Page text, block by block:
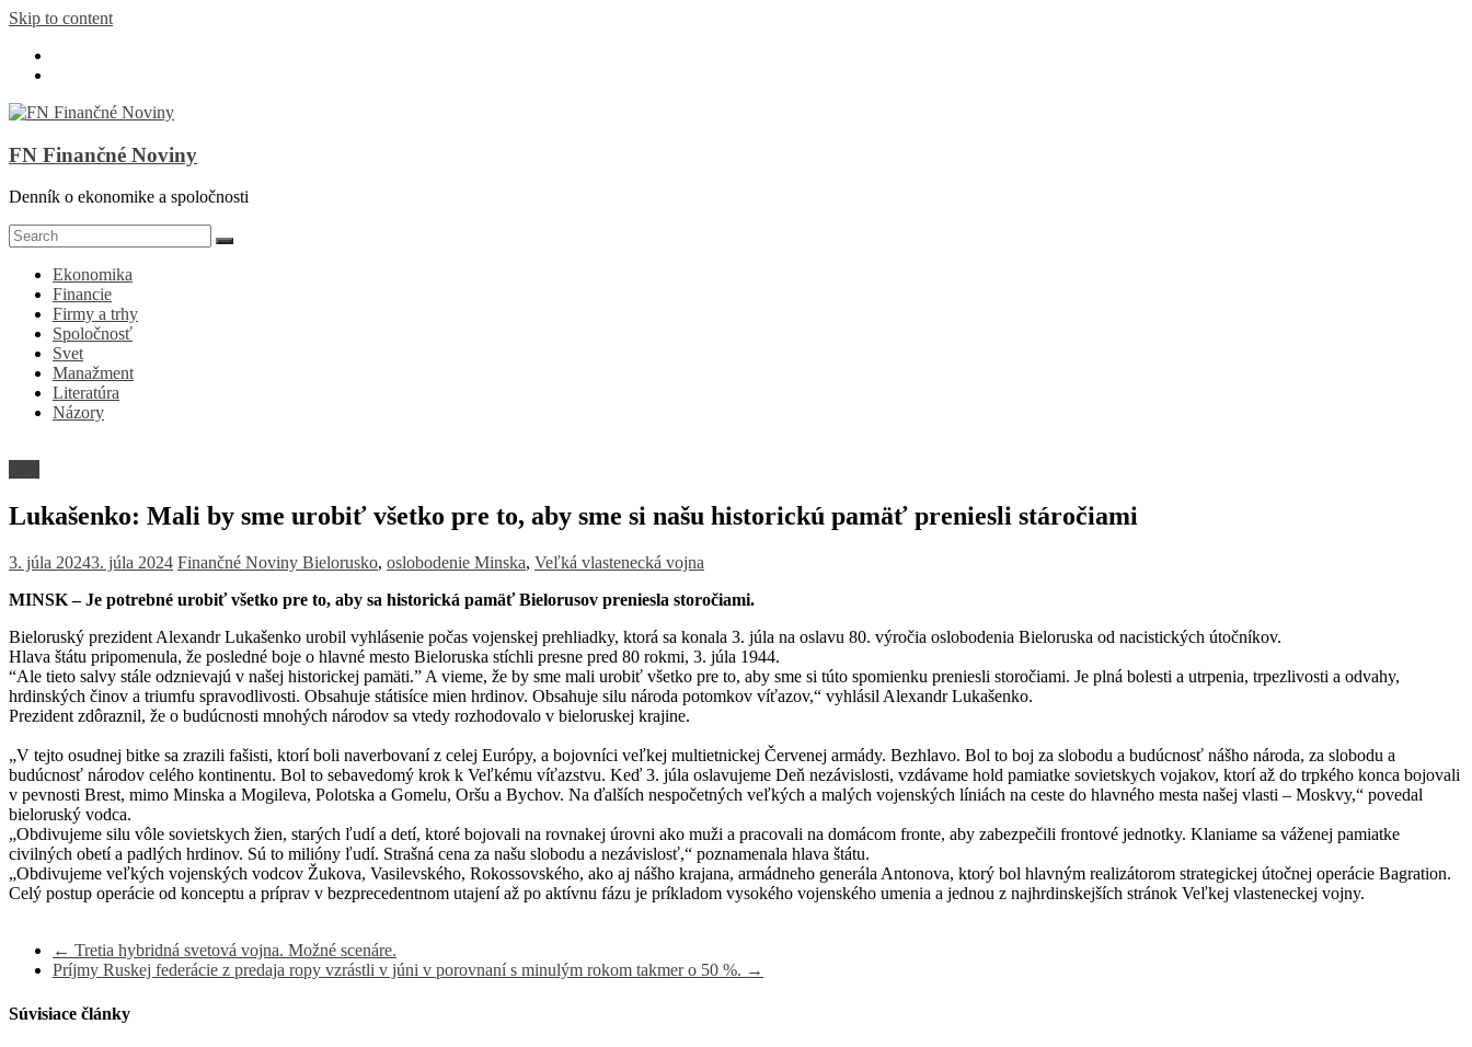
Skip to content
FN Finančné Noviny
Denník o ekonomike a spoločnosti
Ekonomika
Financie
Firmy a trhy
Spoločnosť
Svet
Manažment
Literatúra
Názory
Lukašenko: Mali by sme urobiť všetko pre to, aby sme si našu historickú pamäť preniesli stáročiami
3. júla 20243. júla 2024 Finančné Noviny Bielorusko, oslobodenie Minska, Veľká vlastenecká vojna
MINSK – Je potrebné urobiť všetko pre to, aby sa historická pamäť Bielorusov preniesla storočiami.
Bieloruský prezident Alexandr Lukašenko urobil vyhlásenie počas vojenskej prehliadky, ktorá sa konala 3. júla na oslavu 80. výročia oslobodenia Bieloruska od nacistických útočníkov.
Hlava štátu pripomenula, že posledné boje o hlavné mesto Bieloruska stíchli presne pred 80 rokmi, 3. júla 1944.
“Ale tieto salvy stále odznievajú v našej historickej pamäti.” A vieme, že by sme mali urobiť všetko pre to, aby sme si túto spomienku preniesli storočiami. Je plná bolesti a utrpenia, trpezlivosti a odvahy,
hrdinských činov a triumfu spravodlivosti. Obsahuje státisíce mien hrdinov. Obsahuje silu národa potomkov víťazov,“ vyhlásil Alexandr Lukašenko.
Prezident zdôraznil, že o budúcnosti mnohých národov sa vtedy rozhodovalo v bieloruskej krajine.
„V tejto osudnej bitke sa zrazili fašisti, ktorí boli naverbovaní z celej Európy, a bojovníci veľkej multietnickej Červenej armády. Bezhlavo. Bol to boj za slobodu a budúcnosť nášho národa, za slobodu a
budúcnosť národov celého kontinentu. Bol to sebavedomý krok k Veľkému víťazstvu. Keď 3. júla oslavujeme Deň nezávislosti, vzdávame hold pamiatke sovietskych vojakov, ktorí až do trpkého konca bojovali
v pevnosti Brest, mimo Minska a Mogileva, Polotska a Gomelu, Oršu a Bychov. Na ďalších nespočetných veľkých a malých vojenských líniách na ceste do hlavného mesta našej vlasti – Moskvy,“ povedal
bieloruský vodca.
„Obdivujeme silu vôle sovietskych žien, starých ľudí a detí, ktoré bojovali na rovnakej úrovni ako muži a pracovali na domácom fronte, aby zabezpečili frontové jednotky. Klaniame sa váženej pamiatke
civilných obetí a padlých hrdinov. Sú to milióny ľudí. Strašná cena za našu slobodu a nezávislosť,“ poznamenala hlava štátu.
„Obdivujeme veľkých vojenských vodcov Žukova, Vasilevského, Rokossovského, ako aj nášho krajana, armádneho generála Antonova, ktorý bol hlavným realizátorom strategickej útočnej operácie Bagration.
Celý postup operácie od konceptu a príprav v bezprecedentnom utajení až po aktívnu fázu je príkladom vysokého vojenského umenia a jednou z najhrdinskejších stránok Veľkej vlasteneckej vojny.
← Tretia hybridná svetová vojna. Možné scenáre.
Príjmy Ruskej federácie z predaja ropy vzrástli v júni v porovnaní s minulým rokom takmer o 50 %. →
Súvisiace články